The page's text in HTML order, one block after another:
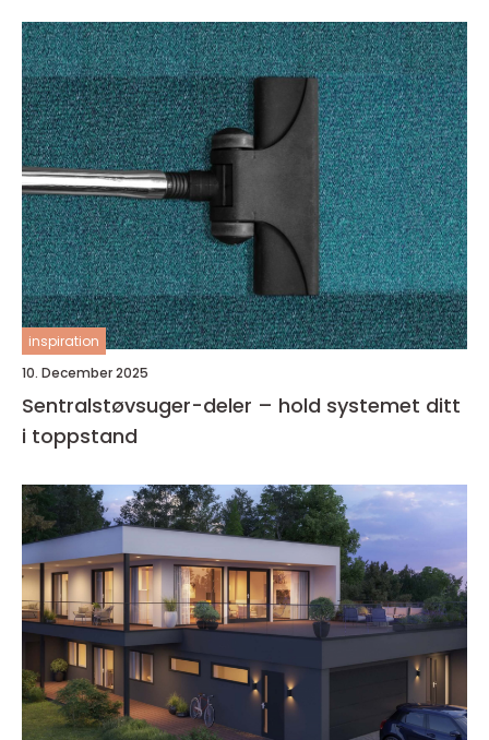
inspiration
10. December 2025
Sentralstøvsuger-deler – hold systemet ditt
i toppstand